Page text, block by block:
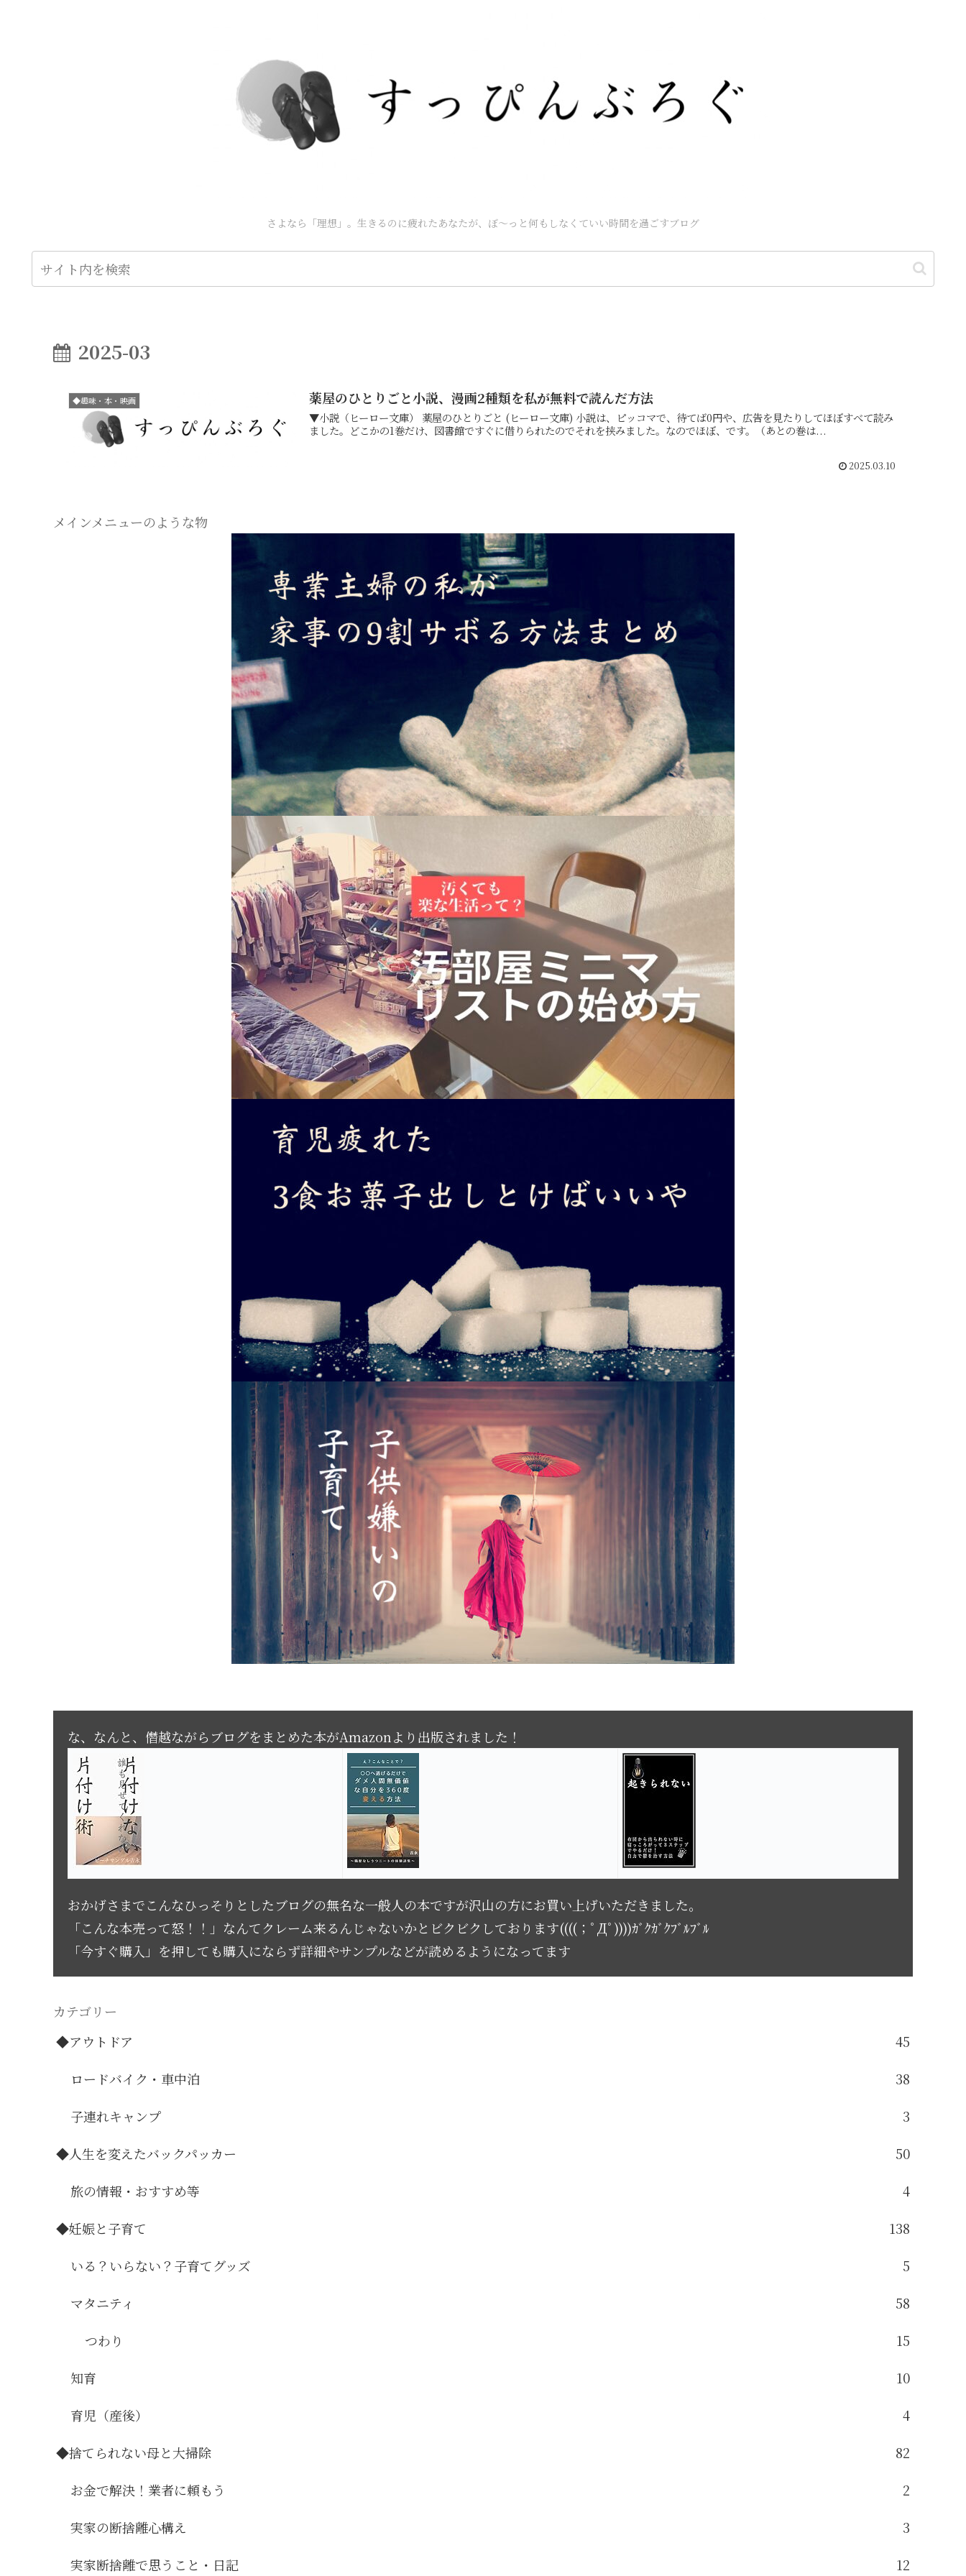
さよなら「理想」。生きるのに疲れたあなたが、ぼ～っと何もしなくていい時間を過ごすブログ
2025-03
◆趣味・本・映画 薬屋のひとりごと小説、漫画2種類を私が無料で読んだ方法
▼小説（ヒーロー文庫） 薬屋のひとりごと (ヒーロー文庫) 小説は、ピッコマで、待てば0円や、広告を見たりしてほぼすべて読み
ました。どこかの1巻だけ、図書館ですぐに借りられたのでそれを挟みました。なのでほぼ、です。（あとの巻は...
2025.03.10
メインメニューのような物
な、なんと、僭越ながらブログをまとめた本がAmazonより出版されました！
おかげさまでこんなひっそりとしたブログの無名な一般人の本ですが沢山の方にお買い上げいただきました。
「こんな本売って怒！！」なんてクレーム来るんじゃないかとビクビクしております((((；ﾟДﾟ))))ｶﾞｸｶﾞｸﾌﾞﾙﾌﾞﾙ
「今すぐ購入」を押しても購入にならず詳細やサンプルなどが読めるようになってます
カテゴリー
◆アウトドア
45
ロードバイク・車中泊
38
子連れキャンプ
3
◆人生を変えたバックパッカー
50
旅の情報・おすすめ等
4
◆妊娠と子育て
138
いる？いらない？子育てグッズ
5
マタニティ
58
つわり
15
知育
10
育児（産後）
4
◆捨てられない母と大掃除
82
お金で解決！業者に頼もう
2
実家の断捨離心構え
3
実家断捨離で思うこと・日記
12